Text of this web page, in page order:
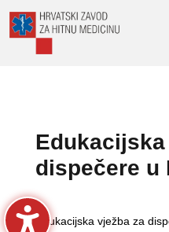
dispečere u
Edukacijska vježba za